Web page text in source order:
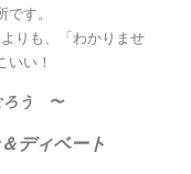
す。
りも、「わかりませ
いい！
ろう 〜
ディベート